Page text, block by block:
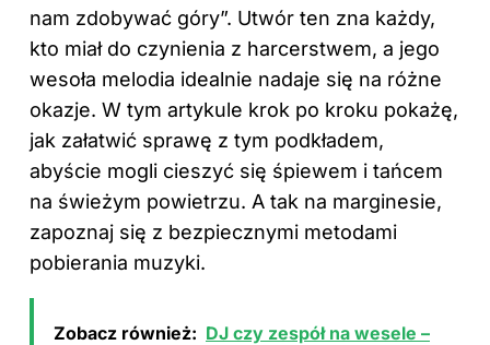
nam zdobywać góry”. Utwór ten zna każdy,
kto miał do czynienia z harcerstwem, a jego
wesoła melodia idealnie nadaje się na różne
okazje. W tym artykule krok po kroku pokażę,
jak załatwić sprawę z tym podkładem,
abyście mogli cieszyć się śpiewem i tańcem
na świeżym powietrzu. A tak na marginesie,
zapoznaj się z bezpiecznymi metodami
pobierania muzyki.
Zobacz również: DJ czy zespół na wesele –